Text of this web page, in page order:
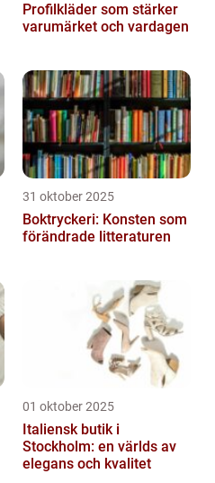
Profilkläder som stärker
varumärket och vardagen
31 oktober 2025
Boktryckeri: Konsten som
förändrade litteraturen
01 oktober 2025
Italiensk butik i
Stockholm: en världs av
elegans och kvalitet